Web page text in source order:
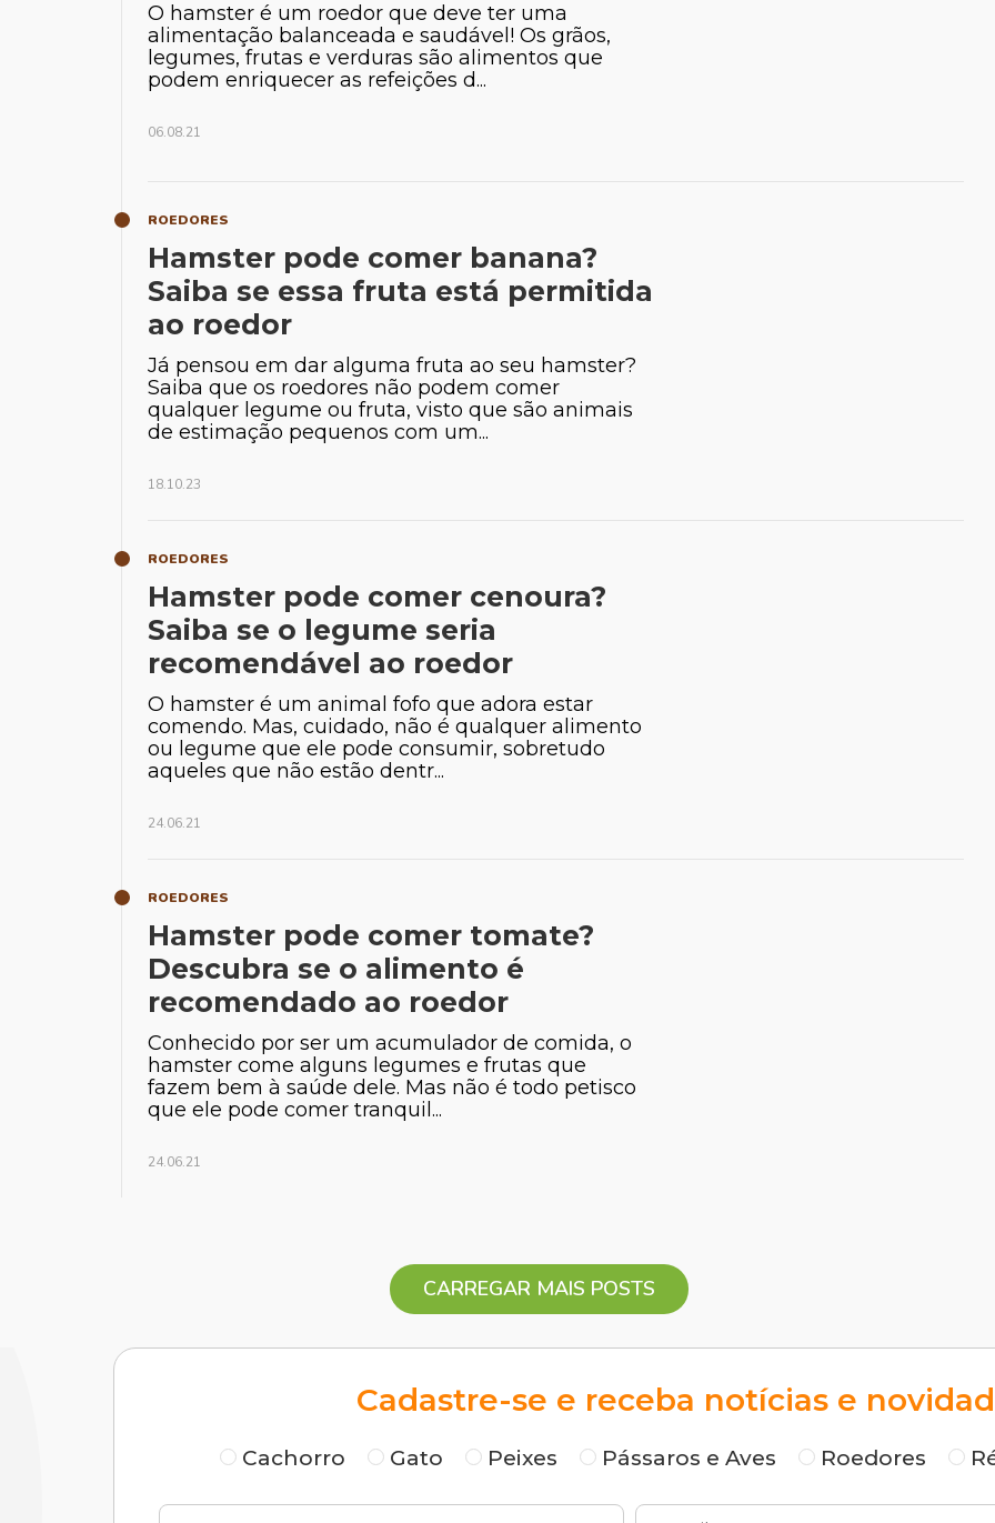
O hamster é um roedor que deve ter uma
alimentação balanceada e saudável! Os grãos,
legumes, frutas e verduras são alimentos que
podem enriquecer as refeições d...
06.08.21
ROEDORES
Hamster pode comer banana?
Saiba se essa fruta está permitida
ao roedor
Já pensou em dar alguma fruta ao seu hamster?
Saiba que os roedores não podem comer
qualquer legume ou fruta, visto que são animais
de estimação pequenos com um...
18.10.23
ROEDORES
Hamster pode comer cenoura?
Saiba se o legume seria
recomendável ao roedor
O hamster é um animal fofo que adora estar
comendo. Mas, cuidado, não é qualquer alimento
ou legume que ele pode consumir, sobretudo
aqueles que não estão dentr...
24.06.21
ROEDORES
Hamster pode comer tomate?
Descubra se o alimento é
recomendado ao roedor
Conhecido por ser um acumulador de comida, o
hamster come alguns legumes e frutas que
fazem bem à saúde dele. Mas não é todo petisco
que ele pode comer tranquil...
24.06.21
CARREGAR MAIS POSTS
Cadastre-se e receba notícias e
Cachorro Gato Peixes Pássaros e Aves Roedores